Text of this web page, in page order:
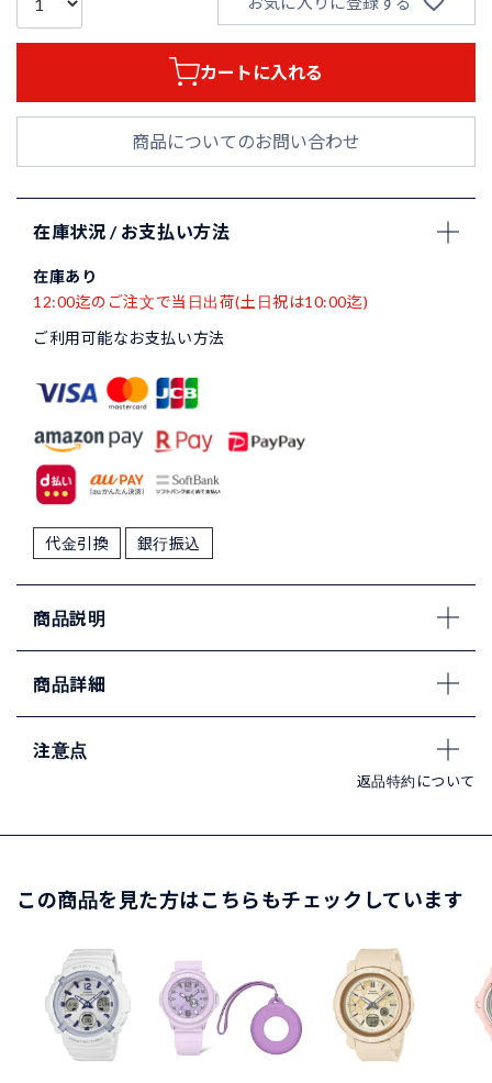
カートに入れる
商品についてのお問い合わせ
在庫状況 / お支払い方法
在庫あり
12:00迄のご注文で当日出荷(土日祝は10:00迄)
ご利用可能なお支払い方法
代金引換 銀行振込
商品説明
商品詳細
注意点
返品特約について
この商品を見た方はこちらもチェックしています